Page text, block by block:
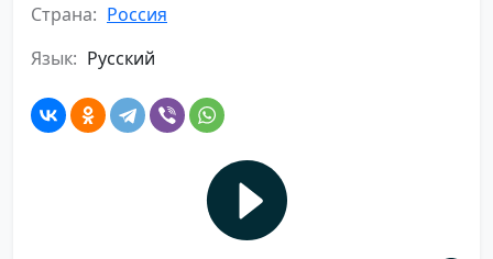
Страна: Россия
Язык: Русский